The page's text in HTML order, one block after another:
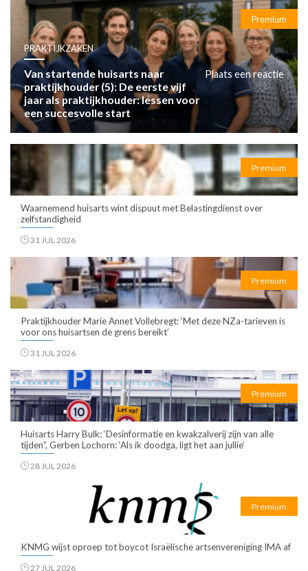
Premium
PRAKTIJKZAKEN
Van startende huisarts naar
praktijkhouder (5): De eerste vijf
jaar als praktijkhouder: lessen voor
een succesvolle start
Plaats een reactie
Premium
Waarnemend huisarts wint dispuut met Belastingdienst over
zelfstandigheid
31 JUL 2026
Premium
Praktijkhouder Marie Annet Vollebregt: ‘Met deze NZa-tarieven is
voor ons huisartsen de grens bereikt’
31 JUL 2026
Premium
Huisarts Harry Bulk: ‘Desinformatie en kwakzalverij zijn van alle
tijden”, Gerben Lochorn: ‘Als ik doodga, ligt het aan jullie’
28 JUL 2026
Premium
KNMG wijst oproep tot boycot Israëlische artsenvereniging IMA af
27 JUL 2026